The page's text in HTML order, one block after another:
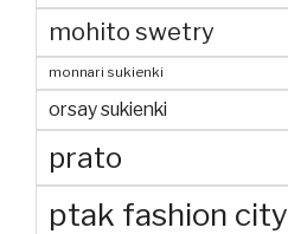
mohito swetry
monnari sukienki
orsay sukienki
prato
ptak fashion city